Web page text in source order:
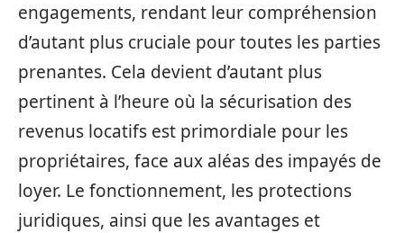
engagements, rendant leur compréhension
d’autant plus cruciale pour toutes les parties
prenantes. Cela devient d’autant plus
pertinent à l’heure où la sécurisation des
revenus locatifs est primordiale pour les
propriétaires, face aux aléas des impayés de
loyer. Le fonctionnement, les protections
juridiques, ainsi que les avantages et